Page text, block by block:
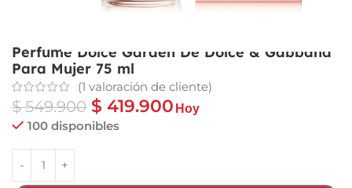
Perfume Dolce Garden De Dolce & Gabbana
Para Mujer 75 ml
(1 valoración de cliente)
$549.900 $ 419.900 Hoy
100 disponibles